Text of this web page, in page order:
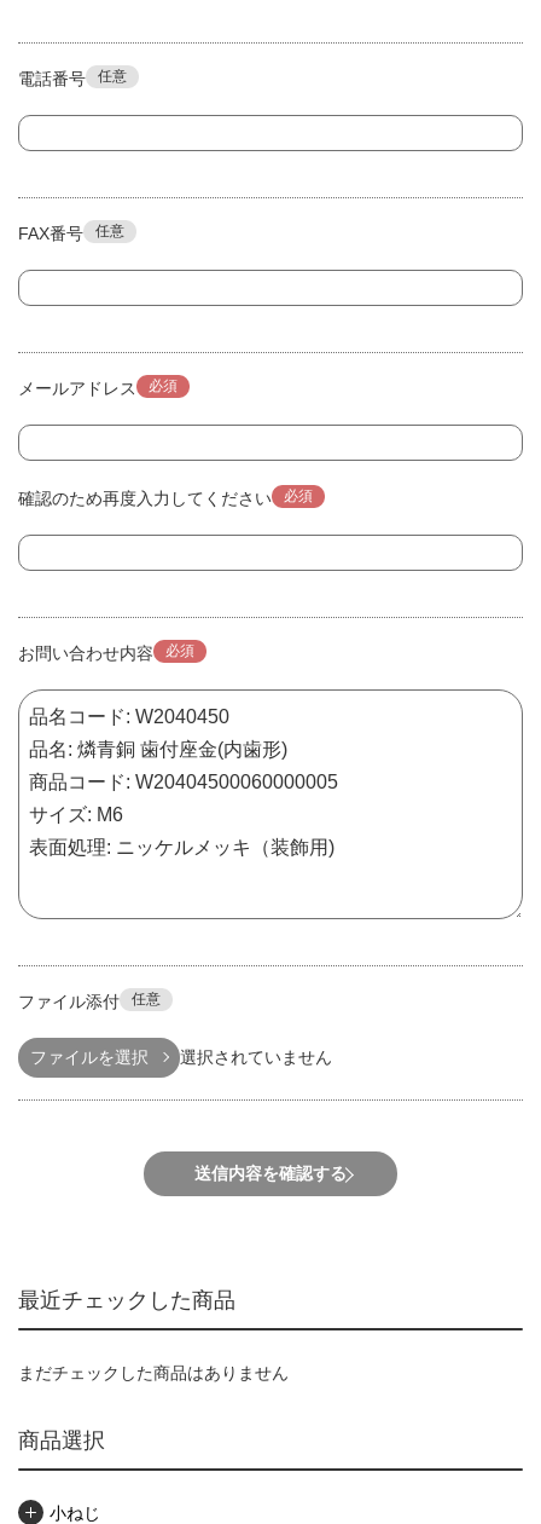
電話番号 任意
FAX番号 任意
メールアドレス 必須
確認のため再度入力してください 必須
お問い合わせ内容 必須
ファイル添付 任意
ファイルを選択 選択されていません
送信内容を確認する
最近チェックした商品
まだチェックした商品はありません
商品選択
小ねじ